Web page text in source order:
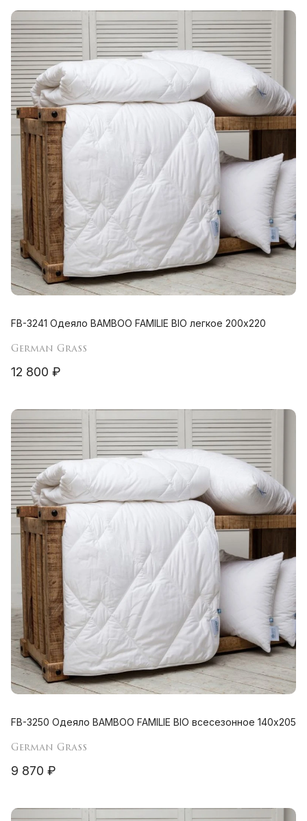
FB-3241 Одеяло BAMBOO FAMILIE BIO легкое 200х220
German Grass
12 800 ₽
FB-3250 Одеяло BAMBOO FAMILIE BIO всесезонное 140х205
German Grass
9 870 ₽